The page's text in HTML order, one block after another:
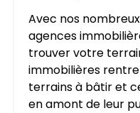
Avec nos
agences
trouver votre
immobilières
terrains à bâtir et
en amont de leur